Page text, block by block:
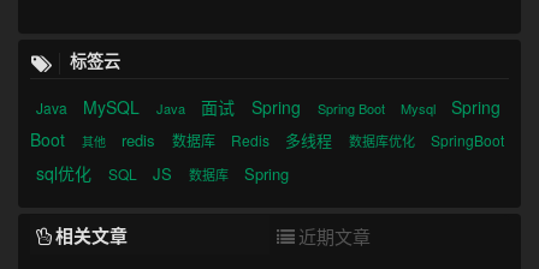
标签云
Java MySQL Java 面试 Spring Spring Boot Mysql
Spring
Boot
其他 redis 数据库 Redis 多线程 数据库优化 SpringBoot
sql优化 SQL JS 数据库 Spring
相关文章
近期文章